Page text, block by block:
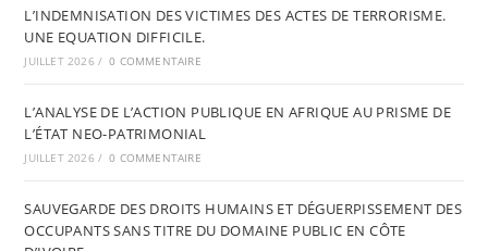
L’INDEMNISATION DES VICTIMES DES ACTES DE TERRORISME.
UNE EQUATION DIFFICILE.
JUILLET 2026 / 0 COMMENTAIRE
L’ANALYSE DE L’ACTION PUBLIQUE EN AFRIQUE AU PRISME DE
L’ÉTAT NEO-PATRIMONIAL
JUILLET 2026 / 0 COMMENTAIRE
SAUVEGARDE DES DROITS HUMAINS ET DÉGUERPISSEMENT DES
OCCUPANTS SANS TITRE DU DOMAINE PUBLIC EN CÔTE